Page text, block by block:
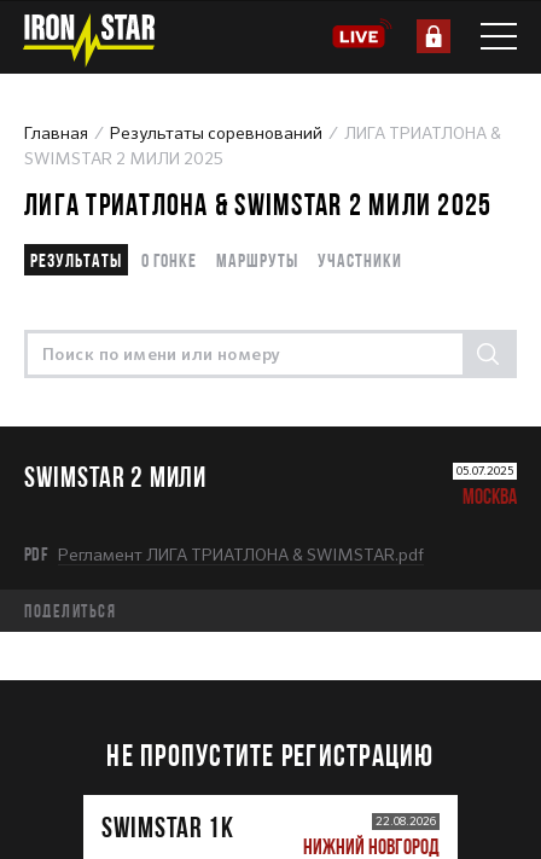
Главная Результаты соревнований
ЛИГА ТРИАТЛОНА &
SWIMSTAR 2 МИЛИ 2025
ЛИГА ТРИАТЛОНА & SWIMSTAR 2 МИЛИ 2025
Результаты О гонке Маршруты Участники
SWIMSTAR 2 МИЛИ 05.07.2025
МОСКВА
PDF Регламент ЛИГА ТРИАТЛОНА & SWIMSTAR.pdf
Поделиться
НЕ ПРОПУСТИТЕ РЕГИСТРАЦИЮ
SWIMSTAR 1K 22.08.2026
НИЖНИЙ НОВГОРОД